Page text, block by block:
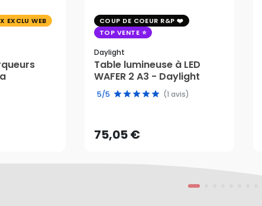
EXCLU WEB
COUP DE COEUR R&P
TOP VENTE
Daylight
Table lumineuse à LED
WAFER 2 A3 - Daylight
5/5 (1 avis)
75,05 €
75,05 €